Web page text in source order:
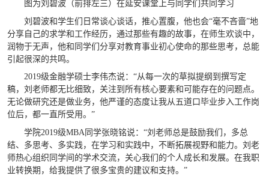
图为刘碧波（前排左三）在延安课堂上与同学们共同学习
刘碧波和学生们日常谈心谈话，推心置腹，他也会“毫不吝啬”地
分享自己的求学和工作经历，通过那些有趣的故事，在师生欢谈中，
润物于无声，他和同学们分享对教育事业初心使命的那些思考，总能
引起很深的共鸣。
2019级金融学硕士李伟杰说：“从每一次的草拟提纲到撰写定
稿，刘老师都无比细致，关注到所有核心要素和可能存在的问题点。
无论做研究还是做业务，他严谨的态度让我从五道口毕业步入工作岗
位后，都一直所受用。”
学院2019级MBA同学张晓铭说：“刘老师总是鼓励我们，多总
结、多思考、多实践，在学习和实践中，不断拓展视野和能力。刘老
师热心组织同学间的学术交流，关心我们的个人成长和发展。在我职
业转换期，给我提供了很多宝贵的建议和支持。”